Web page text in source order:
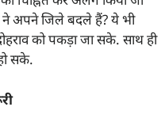
ने अपने जिले बदले हैं? ये भी
को पकड़ा जा सके. साथ ही
सके.